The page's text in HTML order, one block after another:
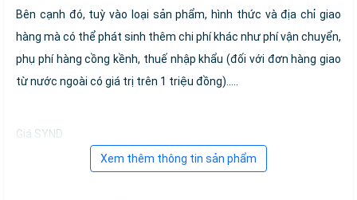
Bên cạnh đó, tuỳ vào loại sản phẩm, hình thức và địa chỉ giao
hàng mà có thể phát sinh thêm chi phí khác như phí vận chuyển,
phụ phí hàng cồng kềnh, thuế nhập khẩu (đối với đơn hàng giao
từ nước ngoài có giá trị trên 1 triệu đồng).....
Giá SYND
Xem thêm thông tin sản phẩm